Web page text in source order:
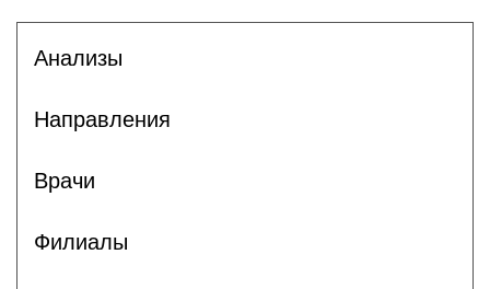
Анализы
Направления
Врачи
Филиалы